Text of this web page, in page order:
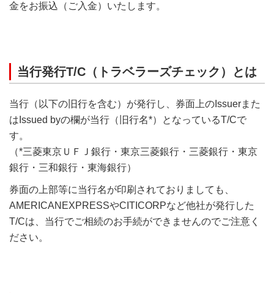
金をお振込（ご入金）いたします。
当行発行T/C（トラベラーズチェック）とは
当行（以下の旧行を含む）が発行し、券面上のIssuerまた
はIssued byの欄が当行（旧行名*）となっているT/Cで
す。
（*三菱東京ＵＦＪ銀行・東京三菱銀行・三菱銀行・東京
銀行・三和銀行・東海銀行）
券面の上部等に当行名が印刷されておりましても、
AMERICANEXPRESSやCITICORPなど他社が発行した
T/Cは、当行でご相続のお手続ができませんのでご注意く
ださい。